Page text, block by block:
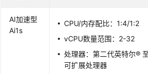
AI加速型
Ai1s
CPU/内存配比：1:4/1:2
vCPU数量范围：2-32
处理器：第二代英特尔®
可扩展处理器